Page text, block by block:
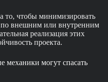
то, чтобы минимизировать
по внешним или внутренним
реализация этих
проекта.
механики могут спасать